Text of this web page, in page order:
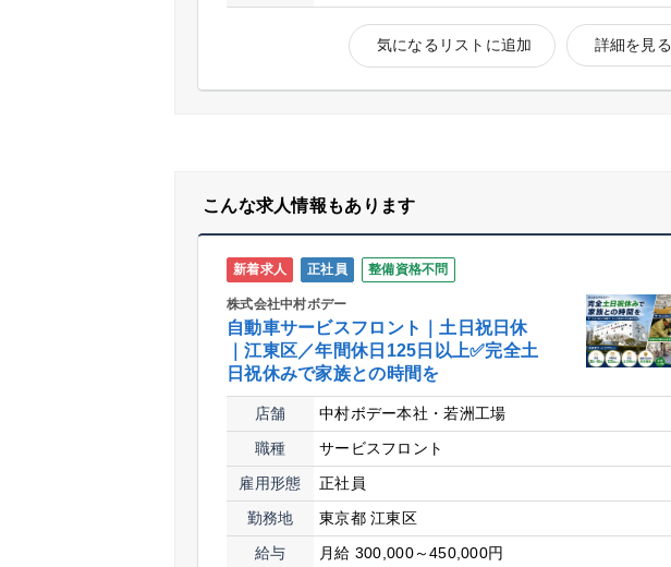
詳細を見る
気になるリストに追加
こんな求人情報もあります
新着求人 正社員 整備資格不問
株式会社中村ボデー
自動車サービスフロント｜土日祝日休
｜江東区／年間休日125日以上✅完全土
日祝休みで家族との時間を
店舗
中村ボデー本社・若洲工場
職種
サービスフロント
雇用形態
正社員
勤務地
東京都 江東区
給与
月給 300,000～450,000円